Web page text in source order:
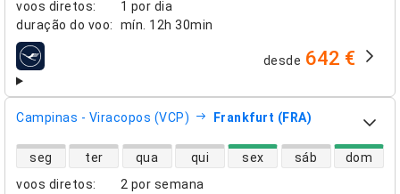
voos diretos:
1 por dia
duração do voo: mín. 12h 30min
companhias aéreas desde 642 €
Campinas - Viracopos (VCP) Frankfurt (FRA)
voos diretos:
2 por semana
disponibilidade de voos diretos
seg ter qua qui sex sáb dom